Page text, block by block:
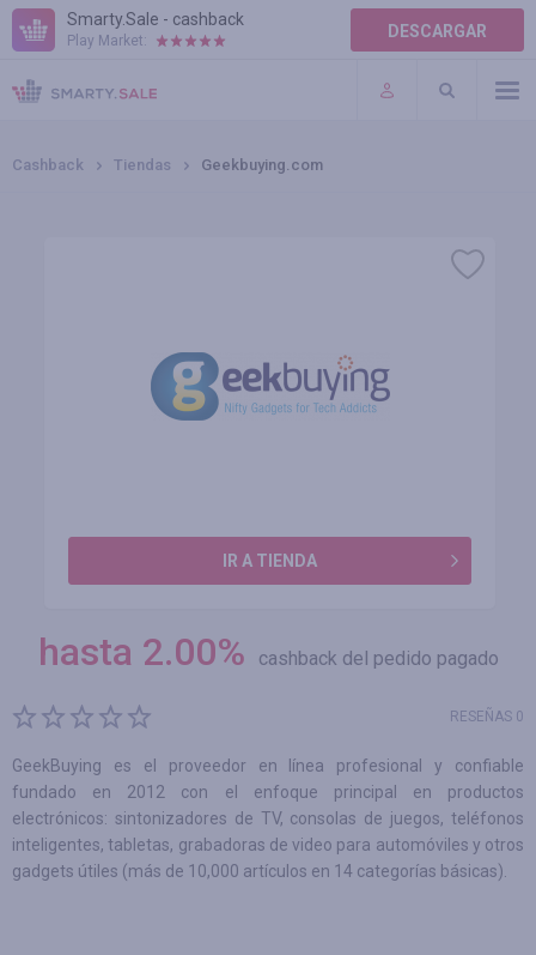
Smarty.Sale - cashback
Play Market: DESCARGAR
TÉRMINOS DE USO
COMPLEMENTOS
Cashback Tiendas Geekbuying.com
IR A TIENDA
hasta 2.00% cashback del pedido pagado
RESEÑAS 0
GeekBuying es el proveedor en línea profesional y confiable
fundado en 2012 con el enfoque principal en productos
electrónicos: sintonizadores de TV, consolas de juegos, teléfonos
inteligentes, tabletas, grabadoras de video para automóviles y otros
gadgets útiles (más de 10,000 artículos en 14 categorías básicas).